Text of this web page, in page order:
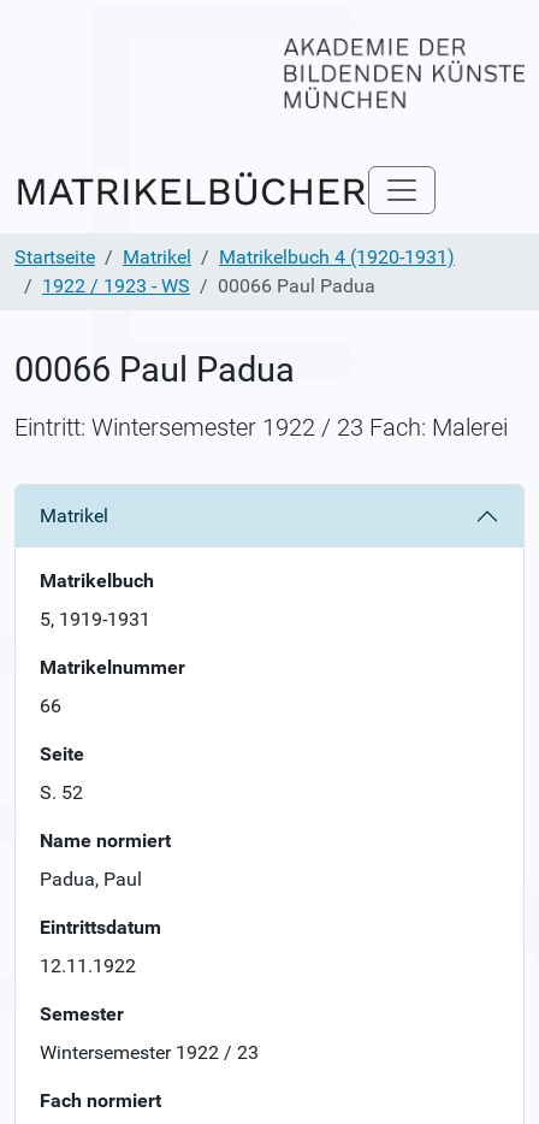
Startseite Matrikel
Matrikelbuch 4 (1920-1931)
1922 / 1923 - WS
00066 Paul Padua
00066 Paul Padua
Eintritt: Wintersemester 1922 / 23 Fach: Malerei
Matrikel
Matrikelbuch
5, 1919-1931
Matrikelnummer
66
Seite
S. 52
Name normiert
Padua, Paul
Eintrittsdatum
12.11.1922
Semester
Wintersemester 1922 / 23
Fach normiert